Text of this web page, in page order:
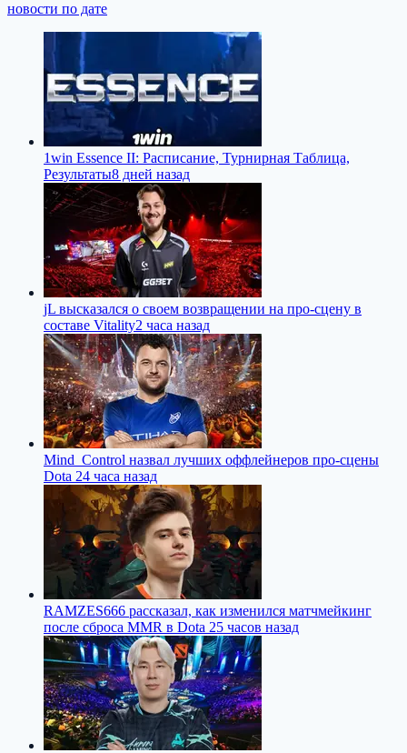
новости по дате
1win Essence II: Расписание, Турнирная Таблица,
Результаты8 дней назад
jL высказался о своем возвращении на про-сцену в
составе Vitality2 часа назад
Mind_Control назвал лучших оффлейнеров про-сцены
Dota 24 часа назад
RAMZES666 рассказал, как изменился матчмейкинг
после сброса MMR в Dota 25 часов назад